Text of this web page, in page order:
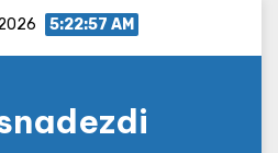
5:22:58 AM